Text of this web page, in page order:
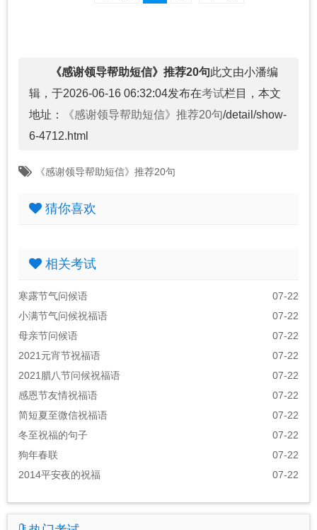
《感谢领导帮助短信》推荐20句此文由小潘编
辑，于2026-06-16 06:32:04发布在考试栏目，本文
地址：
《感谢领导帮助短信》推荐20句/detail/show-
6-4712.html
《感谢领导帮助短信》推荐20句
猜你喜欢
相关考试
寒露节气问候语
07-22
小满节气问候祝福语
07-22
母亲节问候语
07-22
2021元宵节祝福语
07-22
2021腊八节问候祝福语
07-22
感恩节友情祝福语
07-22
简短夏至微信祝福语
07-22
冬至祝福的句子
07-22
狗年春联
07-22
2014平安夜的祝福
07-22